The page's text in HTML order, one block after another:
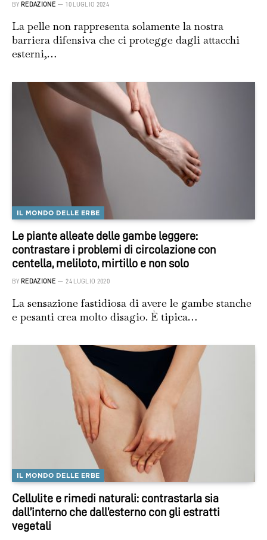
BY REDAZIONE 10 LUGLIO 2024
La pelle non rappresenta solamente la nostra
barriera difensiva che ci protegge dagli attacchi
esterni,…
IL MONDO DELLE ERBE
Le piante alleate delle gambe leggere:
contrastare i problemi di circolazione con
centella, meliloto, mirtillo e non solo
BY REDAZIONE 24 LUGLIO 2020
La sensazione fastidiosa di avere le gambe stanche
e pesanti crea molto disagio. È tipica…
IL MONDO DELLE ERBE
Cellulite e rimedi naturali: contrastarla sia
dall’interno che dall’esterno con gli estratti
vegetali